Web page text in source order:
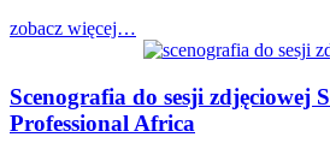
zobacz więcej…
Scenografia do sesji zdjęciowej
Professional Africa